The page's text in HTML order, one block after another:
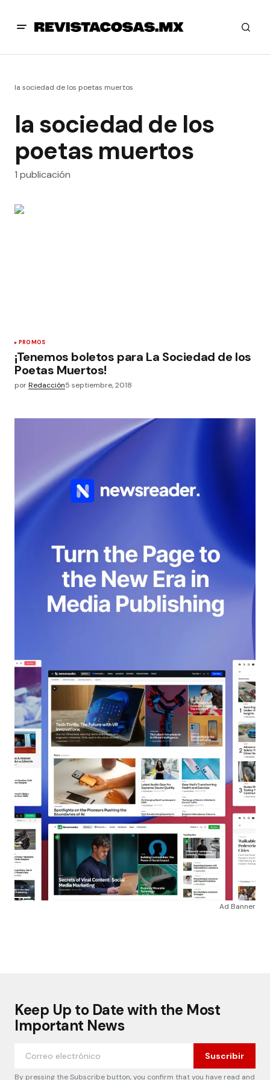
la sociedad de los poetas muertos
la sociedad de los
poetas muertos
1 publicación
PROMOS
¡Tenemos boletos para La Sociedad de los
Poetas Muertos!
porRedacción5 septiembre, 2018
Ad Banner
Keep Up to Date with the Most
Important News
Suscribir
By pressing the Subscribe button, you confirm that you have read and